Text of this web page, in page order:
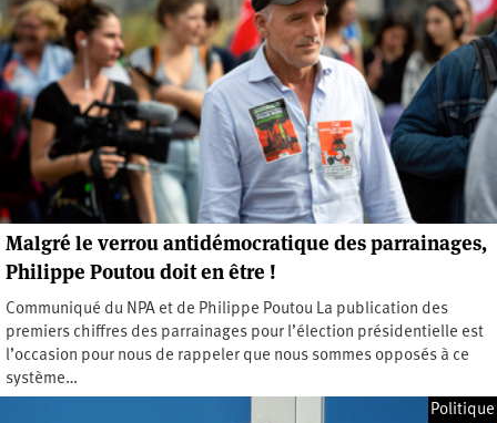
Malgré le verrou antidémocratique des parrainages,
Philippe Poutou doit en être !
Communiqué du NPA et de Philippe Poutou La publication des
premiers chiffres des parrainages pour l’élection présidentielle est
l’occasion pour nous de rappeler que nous sommes opposés à ce
système…
Mardi 1 février 2022
Politique